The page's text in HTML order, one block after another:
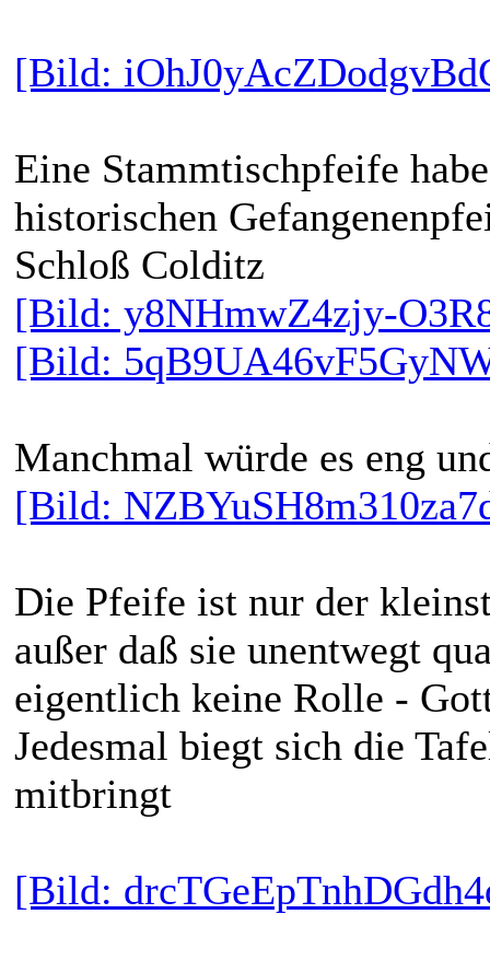
[Bild:
Eine Stammtischpfeife
historischen
Schloß Colditz
[Bild: y8NHmwZ4zjy-
[Bild:
Manchmal würde es eng
[Bild:
Die Pfeife ist nur der
außer daß sie unentwegt
eigentlich keine Rolle -
Jedesmal biegt sich die
mitbringt
[Bild: